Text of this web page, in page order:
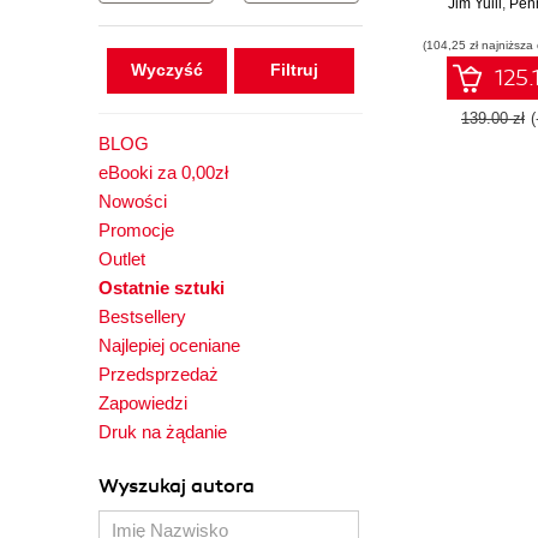
Wyczyść
BLOG
eBooki za 0,00zł
Nowości
Promocje
Outlet
Ostatnie sztuki
Bestsellery
Najlepiej oceniane
Przedsprzedaż
Zapowiedzi
Druk na żądanie
Wyszukaj autora
performance,
using
STM32
SEGGER
Second
Jim Yuill ,
(104,25 zł
139.00 zł